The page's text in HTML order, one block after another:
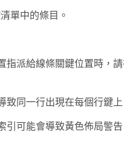
單中的條目。
指派給線條關鍵位置時，
同一行出現在每個行鍵上
可能會導致黃色佈局警告